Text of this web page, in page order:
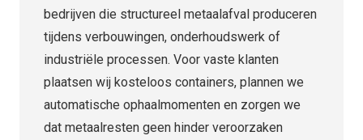
bedrijven die structureel metaalafval produceren
tijdens verbouwingen, onderhoudswerk of
industriële processen. Voor vaste klanten
plaatsen wij kosteloos containers, plannen we
automatische ophaalmomenten en zorgen we
dat metaalresten geen hinder veroorzaken